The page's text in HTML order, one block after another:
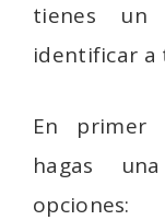
tienes un
identificar a
En primer
hagas
opciones: